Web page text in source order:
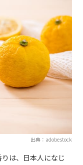
出典：adobestock
は、日本人になじ